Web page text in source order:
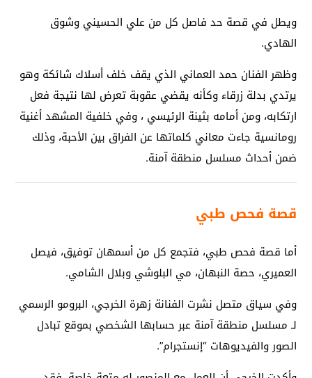
ويطل في قصة حد فاصل كل من علي الحسيني وشوق
الهادي.
وظهر الفنان حمد العماني الذي يقف خلف أسلاك شائكة وهو
يرتدي بدلة زرقاء وكأنه يقضي عقوبة تعرض لها نتيجة فعل
ارتكابه، ومن أمامه بثينة الرئيسي ، وفي خلفية المشهد أغنية
رومانسية جاءت معاني كلماتها عن الفراق بين الأحبة، وذلك
ضمن أحداث مسلسل منطقة آمنة.
قصة فحص طبي
أما قصة فحص طبي، فتجمع كل من أسمهان توفيق، فيصل
العميري، حصة النبهان، مي البلوشي وبلال الشامي.
وفي سياق متصل نشرت الفنانة زهرة الخرجي، البرومو الرسمي
لـ مسلسل منطقة آمنة عبر حسابها الشخصي بموقع تبادل
الصور والفيديوهات “إنستجرام”.